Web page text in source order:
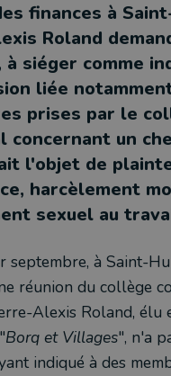
finances à
Roland
à siéger comme
liée
prises par le
concernant un
l'objet de
harcèlement
sexuel au
septembre, à Saint-
réunion du collège
Alexis Roland, élu
Borq et Villages", n'a
indiqué à des